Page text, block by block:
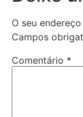
O seu
Campos
Comentário *